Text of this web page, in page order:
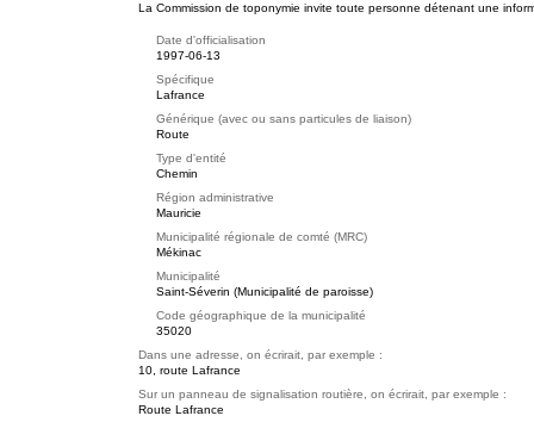
La Commission de toponymie invite toute personne détenant une
Date d'officialisation
1997-06-13
Spécifique
Lafrance
Générique (avec ou sans particules de liaison)
Route
Type d'entité
Chemin
Région administrative
Mauricie
Municipalité régionale de comté (MRC)
Mékinac
Municipalité
Saint-Séverin (Municipalité de paroisse)
Code géographique de la municipalité
35020
Dans une adresse, on écrirait, par exemple :
10, route Lafrance
Sur un panneau de signalisation routière, on écrirait, par exemple :
Route Lafrance